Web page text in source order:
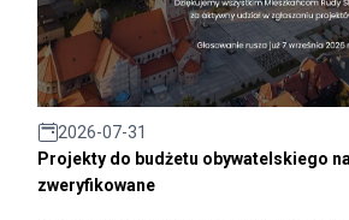
2026-07-31
Projekty do budżetu obywatelskiego
zweryfikowane